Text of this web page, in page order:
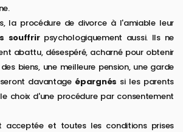
la procédure de divorce à l'amiable leur
souffrirpsychologiquement aussi. Ils ne
abattu, désespéré, acharné pour obtenir
biens, une meilleure pension, une garde
davantageépargnés si les parents
choix d'une procédure par consentement
acceptée et toutes les conditions prises